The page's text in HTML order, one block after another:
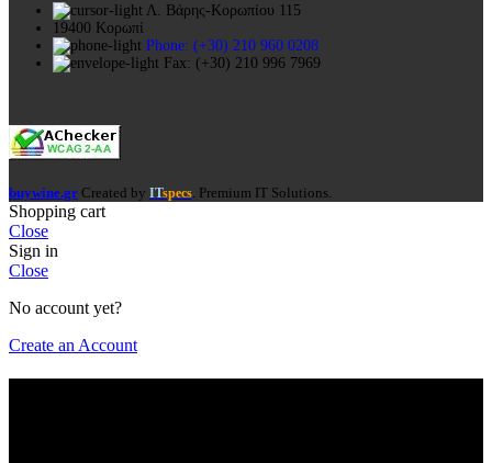
Λ. Βάρης-Κορωπίου 115
19400 Κορωπί
Phone: (+30) 210 960 0208
Fax: (+30) 210 996 7969
buywine.gr Created by ITspecs . Premium IT Solutions.
Shopping cart
Close
Sign in
Close
No account yet?
Create an Account